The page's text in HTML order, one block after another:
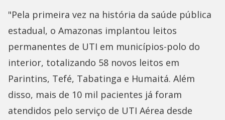
"Pela primeira vez na história da saúde pública
estadual, o Amazonas implantou leitos
permanentes de UTI em municípios-polo do
interior, totalizando 58 novos leitos em
Parintins, Tefé, Tabatinga e Humaitá. Além
disso, mais de 10 mil pacientes já foram
atendidos pelo serviço de UTI Aérea desde